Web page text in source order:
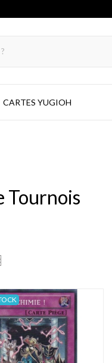
CARTES YUGIOH
Tournois